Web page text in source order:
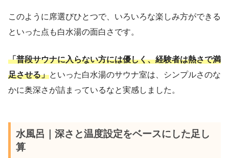
このように席選びひとつで、いろいろな楽しみ方ができる
といった点も白水湯の面白さです。
「普段サウナに入らない方には優しく、経験者は熱さで満
足させる」といった白水湯のサウナ室は、シンプルさのな
かに奥深さが詰まっているなと実感しました。
水風呂｜深さと温度設定をベースにした足し
算